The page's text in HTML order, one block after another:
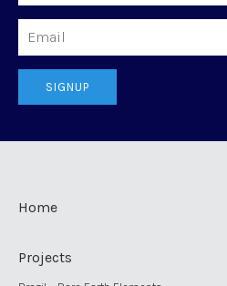
SIGNUP
Home
Projects